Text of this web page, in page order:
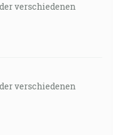
verschiedenen
verschiedenen